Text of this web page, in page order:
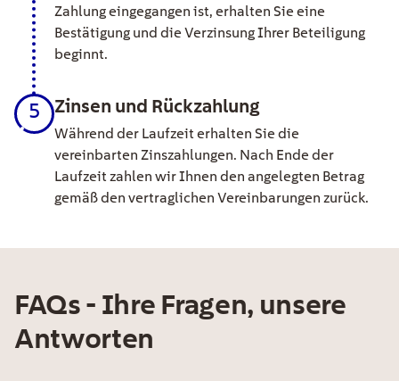
Zahlung eingegangen ist, erhalten Sie eine
Bestätigung und die Verzinsung Ihrer Beteiligung
beginnt.
5 Zinsen und Rückzahlung
Während der Laufzeit erhalten Sie die
vereinbarten Zinszahlungen. Nach Ende der
Laufzeit zahlen wir Ihnen den angelegten Betrag
gemäß den vertraglichen Vereinbarungen zurück.
FAQs - Ihre Fragen, unsere
Antworten